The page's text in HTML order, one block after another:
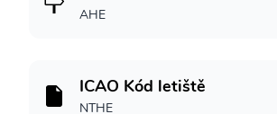
AHE
ICAO Kód letiště
NTHE